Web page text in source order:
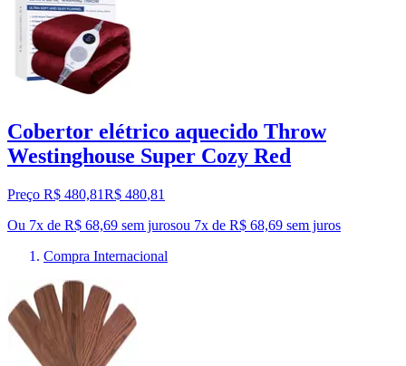
Cobertor elétrico aquecido Throw
Westinghouse Super Cozy Red
Preço R$ 480,81R$ 480,81
Ou 7x de R$ 68,69 sem jurosou 7x de R$ 68,69 sem juros
Compra Internacional